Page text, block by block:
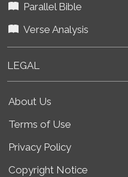
Parallel Bible
Verse Analysis
LEGAL
About Us
Terms of Use
Privacy Policy
Copyright Notice